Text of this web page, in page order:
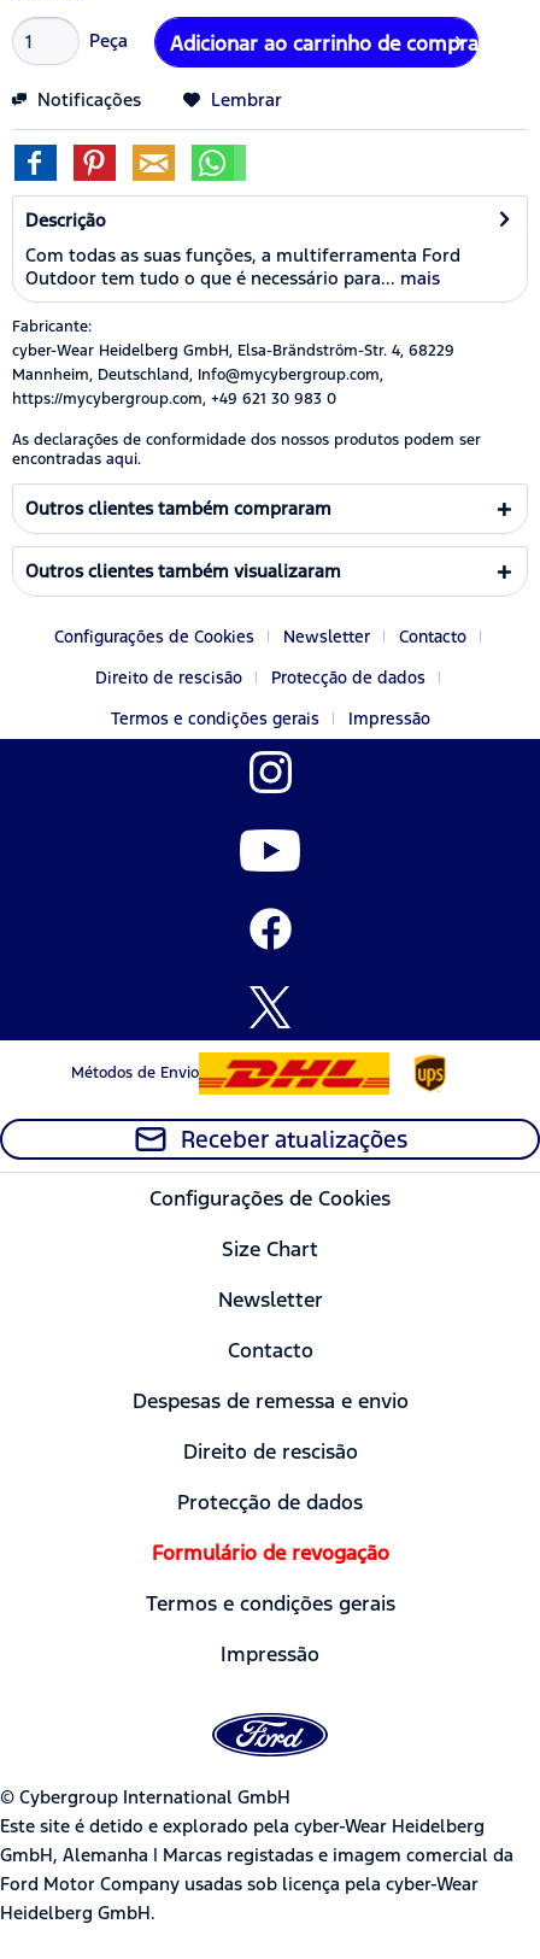
Peça Adicionar ao carrinho de compras
Notificações Lembrar
Descrição
Com todas as suas funções, a multiferramenta Ford
Outdoor tem tudo o que é necessário para... mais
Fabricante:
cyber-Wear Heidelberg GmbH, Elsa-Brändström-Str. 4, 68229
Mannheim, Deutschland, Info@mycybergroup.com,
https://mycybergroup.com, +49 621 30 983 0
As declarações de conformidade dos nossos produtos podem ser
encontradas aqui.
Outros clientes também compraram
Outros clientes também visualizaram
Configurações de Cookies Newsletter
Contacto
Direito de rescisão
Protecção de dados
Termos e condições gerais
Impressão
Métodos de Envio
Receber atualizações
Configurações de Cookies
Size Chart
Newsletter
Contacto
Despesas de remessa e envio
Direito de rescisão
Protecção de dados
Formulário de revogação
Termos e condições gerais
Impressão
© Cybergroup International GmbH
Este site é detido e explorado pela cyber-Wear Heidelberg
GmbH, Alemanha | Marcas registadas e imagem comercial da
Ford Motor Company usadas sob licença pela cyber-Wear
Heidelberg GmbH.